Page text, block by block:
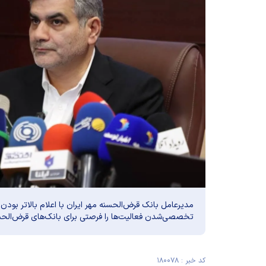
مدیرعامل بانک قرض‌الحسنه مهر ایران با اعلام بالاتر
تخصصی‌شدن فعالیت‌ها را فرصتی برای بانک‌های
کد خبر : ۱۸۰۰۷۸